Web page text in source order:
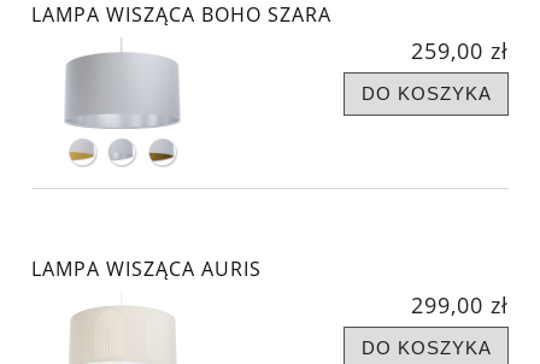
LAMPA WISZĄCA BOHO SZARA
259,00 zł
DO KOSZYKA
LAMPA WISZĄCA AURIS
299,00 zł
DO KOSZYKA